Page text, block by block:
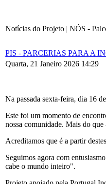
Notícias do Projeto | NÓS -
PIS - PARCERIAS PARA A
Quarta, 21 Janeiro 2026 14:29
Na passada sexta-feira, dia 16
Este foi um momento de
nossa comunidade. Mais do que
Acreditamos que é a partir
Seguimos agora com
cabe o mundo inteiro".